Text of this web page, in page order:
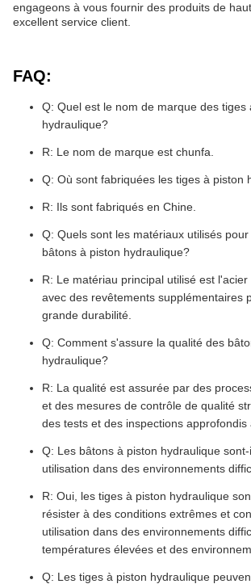
engageons à vous fournir des produits de
excellent service client.
FAQ:
Q: Quel est le nom de marque des tiges
hydraulique?
R: Le nom de marque est chunfa.
Q: Où sont fabriquées les tiges à piston
R: Ils sont fabriqués en Chine.
Q: Quels sont les matériaux utilisés
bâtons à piston hydraulique?
R: Le matériau principal utilisé est l'acier
avec des revêtements supplémentaires
grande durabilité.
Q: Comment s'assure la qualité des
hydraulique?
R: La qualité est assurée par des
et des mesures de contrôle de qualité
des tests et des inspections approfondis
Q: Les bâtons à piston hydraulique
utilisation dans des environnements
R: Oui, les tiges à piston hydraulique
résister à des conditions extrêmes et
utilisation dans des environnements
températures élevées et des
Q: Les tiges à piston hydraulique